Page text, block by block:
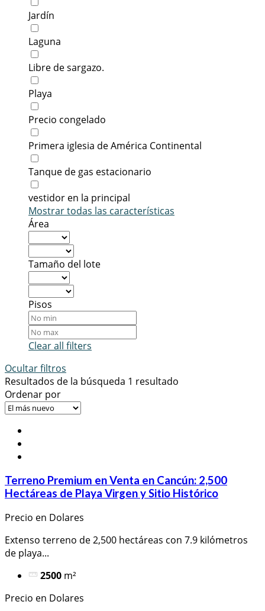
Jardín
Laguna
Libre de sargazo.
Playa
Precio congelado
Primera iglesia de América Continental
Tanque de gas estacionario
vestidor en la principal
Mostrar todas las características
Área
Tamaño del lote
Pisos
Clear all filters
Ocultar filtros
Resultados de la búsqueda 1 resultado
Ordenar por
Terreno Premium en Venta en Cancún: 2,500
Hectáreas de Playa Virgen y Sitio Histórico
Precio en Dolares
Extenso terreno de 2,500 hectáreas con 7.9 kilómetros
de playa...
2500 m²
Precio en Dolares